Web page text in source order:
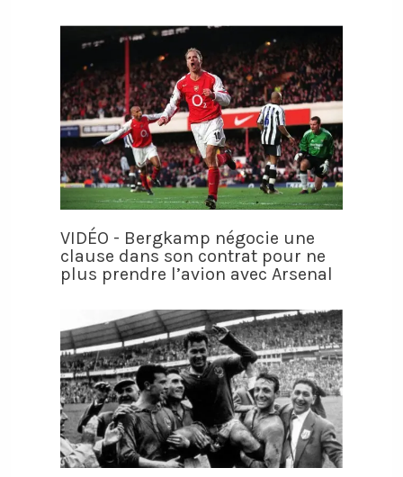
VIDÉO - Bergkamp négocie une
clause dans son contrat pour ne
plus prendre l’avion avec Arsenal